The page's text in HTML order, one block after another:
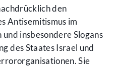
den
Antisemitismus im
insbesondere Slogans
des Staates Israel und
Sie